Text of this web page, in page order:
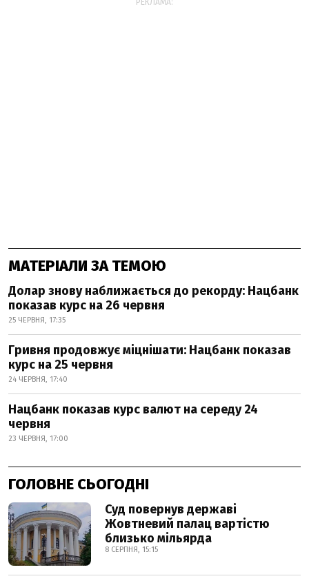
МАТЕРІАЛИ ЗА ТЕМОЮ
Долар знову наближається до рекорду: Нацбанк
показав курс на 26 червня
25 ЧЕРВНЯ, 17:35
Гривня продовжує міцнішати: Нацбанк показав
курс на 25 червня
24 ЧЕРВНЯ, 17:40
Нацбанк показав курс валют на середу 24
червня
23 ЧЕРВНЯ, 17:00
ГОЛОВНЕ СЬОГОДНІ
Суд повернув державі
Жовтневий палац вартістю
близько мільярда
8 СЕРПНЯ, 15:15